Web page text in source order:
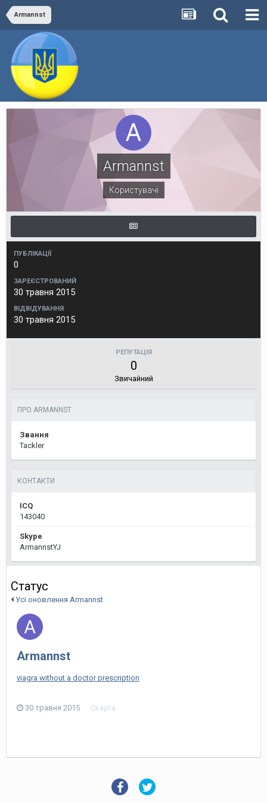
Armannst
Armannst
Користувачі
ПУБЛІКАЦІЇ
0
ЗАРЕЄСТРОВАНИЙ
30 травня 2015
ВІДВІДУВАННЯ
30 травня 2015
РЕПУТАЦІЯ
0
Звичайний
ПРО ARMANNST
Звання
Tackler
КОНТАКТИ
ICQ
143040
Skype
ArmannstYJ
Статус
Усі оновлення Armannst
Armannst
viagra without a doctor prescription
30 травня 2015 Скарга